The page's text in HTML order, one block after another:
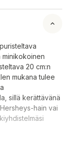
minikokoinen
20 cm:n
mukana tulee
sillä kerättävänä
hain vai